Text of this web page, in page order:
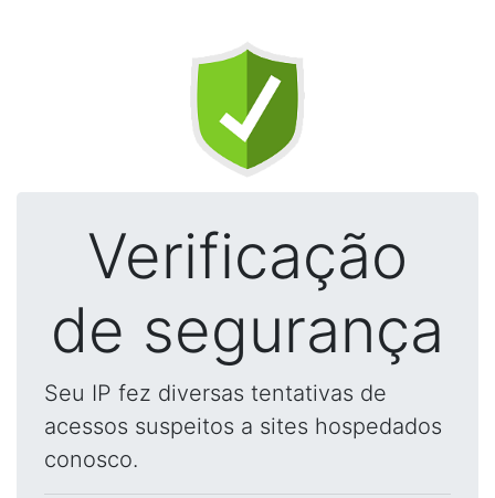
Verificação
de segurança
Seu IP fez diversas tentativas de
acessos suspeitos a sites hospedados
conosco.